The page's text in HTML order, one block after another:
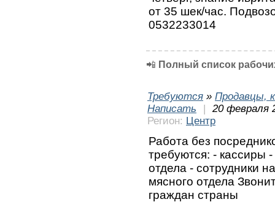
от 35 шек/час.
0532233014
📲 Полный список
Требуются » Продавцы,
Написать
|
20 февраля
Регион: Центр
Работа без
требуются: - кассиры
отдела - сотрудники
мясного отдела
граждан страны